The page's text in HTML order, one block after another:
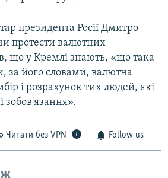
президента Росії Дмитро
протести валютних
що у Кремлі знають, «що така
за його словами, валютна
і розрахунок тих людей, які
зобов'язання».
Читати без VPN Follow us